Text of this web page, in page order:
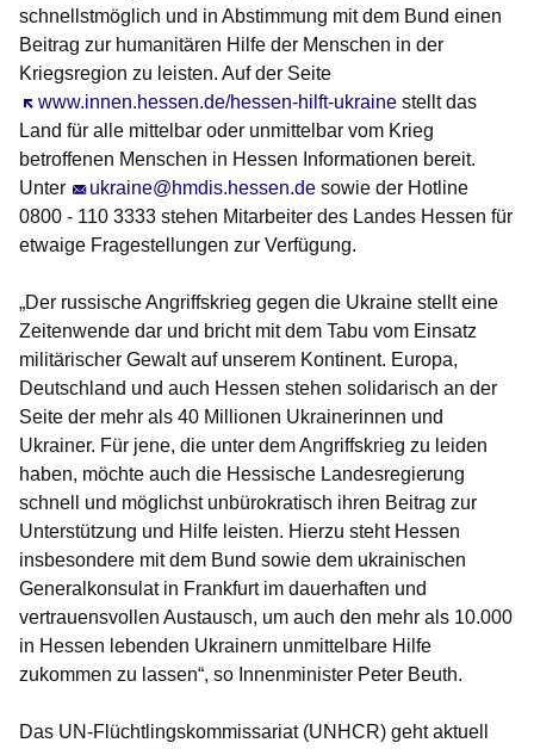
schnellstmöglich und in Abstimmung mit dem Bund einen
Beitrag zur humanitären Hilfe der Menschen in der
Kriegsregion zu leisten. Auf der Seite
www.innen.hessen.de/hessen-hilft-ukraine
Öffnet sich in einem neuen Fenster
stellt das
Land für alle mittelbar oder unmittelbar vom Krieg
betroffenen Menschen in Hessen Informationen bereit.
Unter
ukraine@hmdis.hessen.de sowie der Hotline
0800 - 110 3333 stehen Mitarbeiter des Landes Hessen für
etwaige Fragestellungen zur Verfügung.
„Der russische Angriffskrieg gegen die Ukraine stellt eine
Zeitenwende dar und bricht mit dem Tabu vom Einsatz
militärischer Gewalt auf unserem Kontinent. Europa,
Deutschland und auch Hessen stehen solidarisch an der
Seite der mehr als 40 Millionen Ukrainerinnen und
Ukrainer. Für jene, die unter dem Angriffskrieg zu leiden
haben, möchte auch die Hessische Landesregierung
schnell und möglichst unbürokratisch ihren Beitrag zur
Unterstützung und Hilfe leisten. Hierzu steht Hessen
insbesondere mit dem Bund sowie dem ukrainischen
Generalkonsulat in Frankfurt im dauerhaften und
vertrauensvollen Austausch, um auch den mehr als 10.000
in Hessen lebenden Ukrainern unmittelbare Hilfe
zukommen zu lassen“, so Innenminister Peter Beuth.
Das UN-Flüchtlingskommissariat (UNHCR) geht aktuell